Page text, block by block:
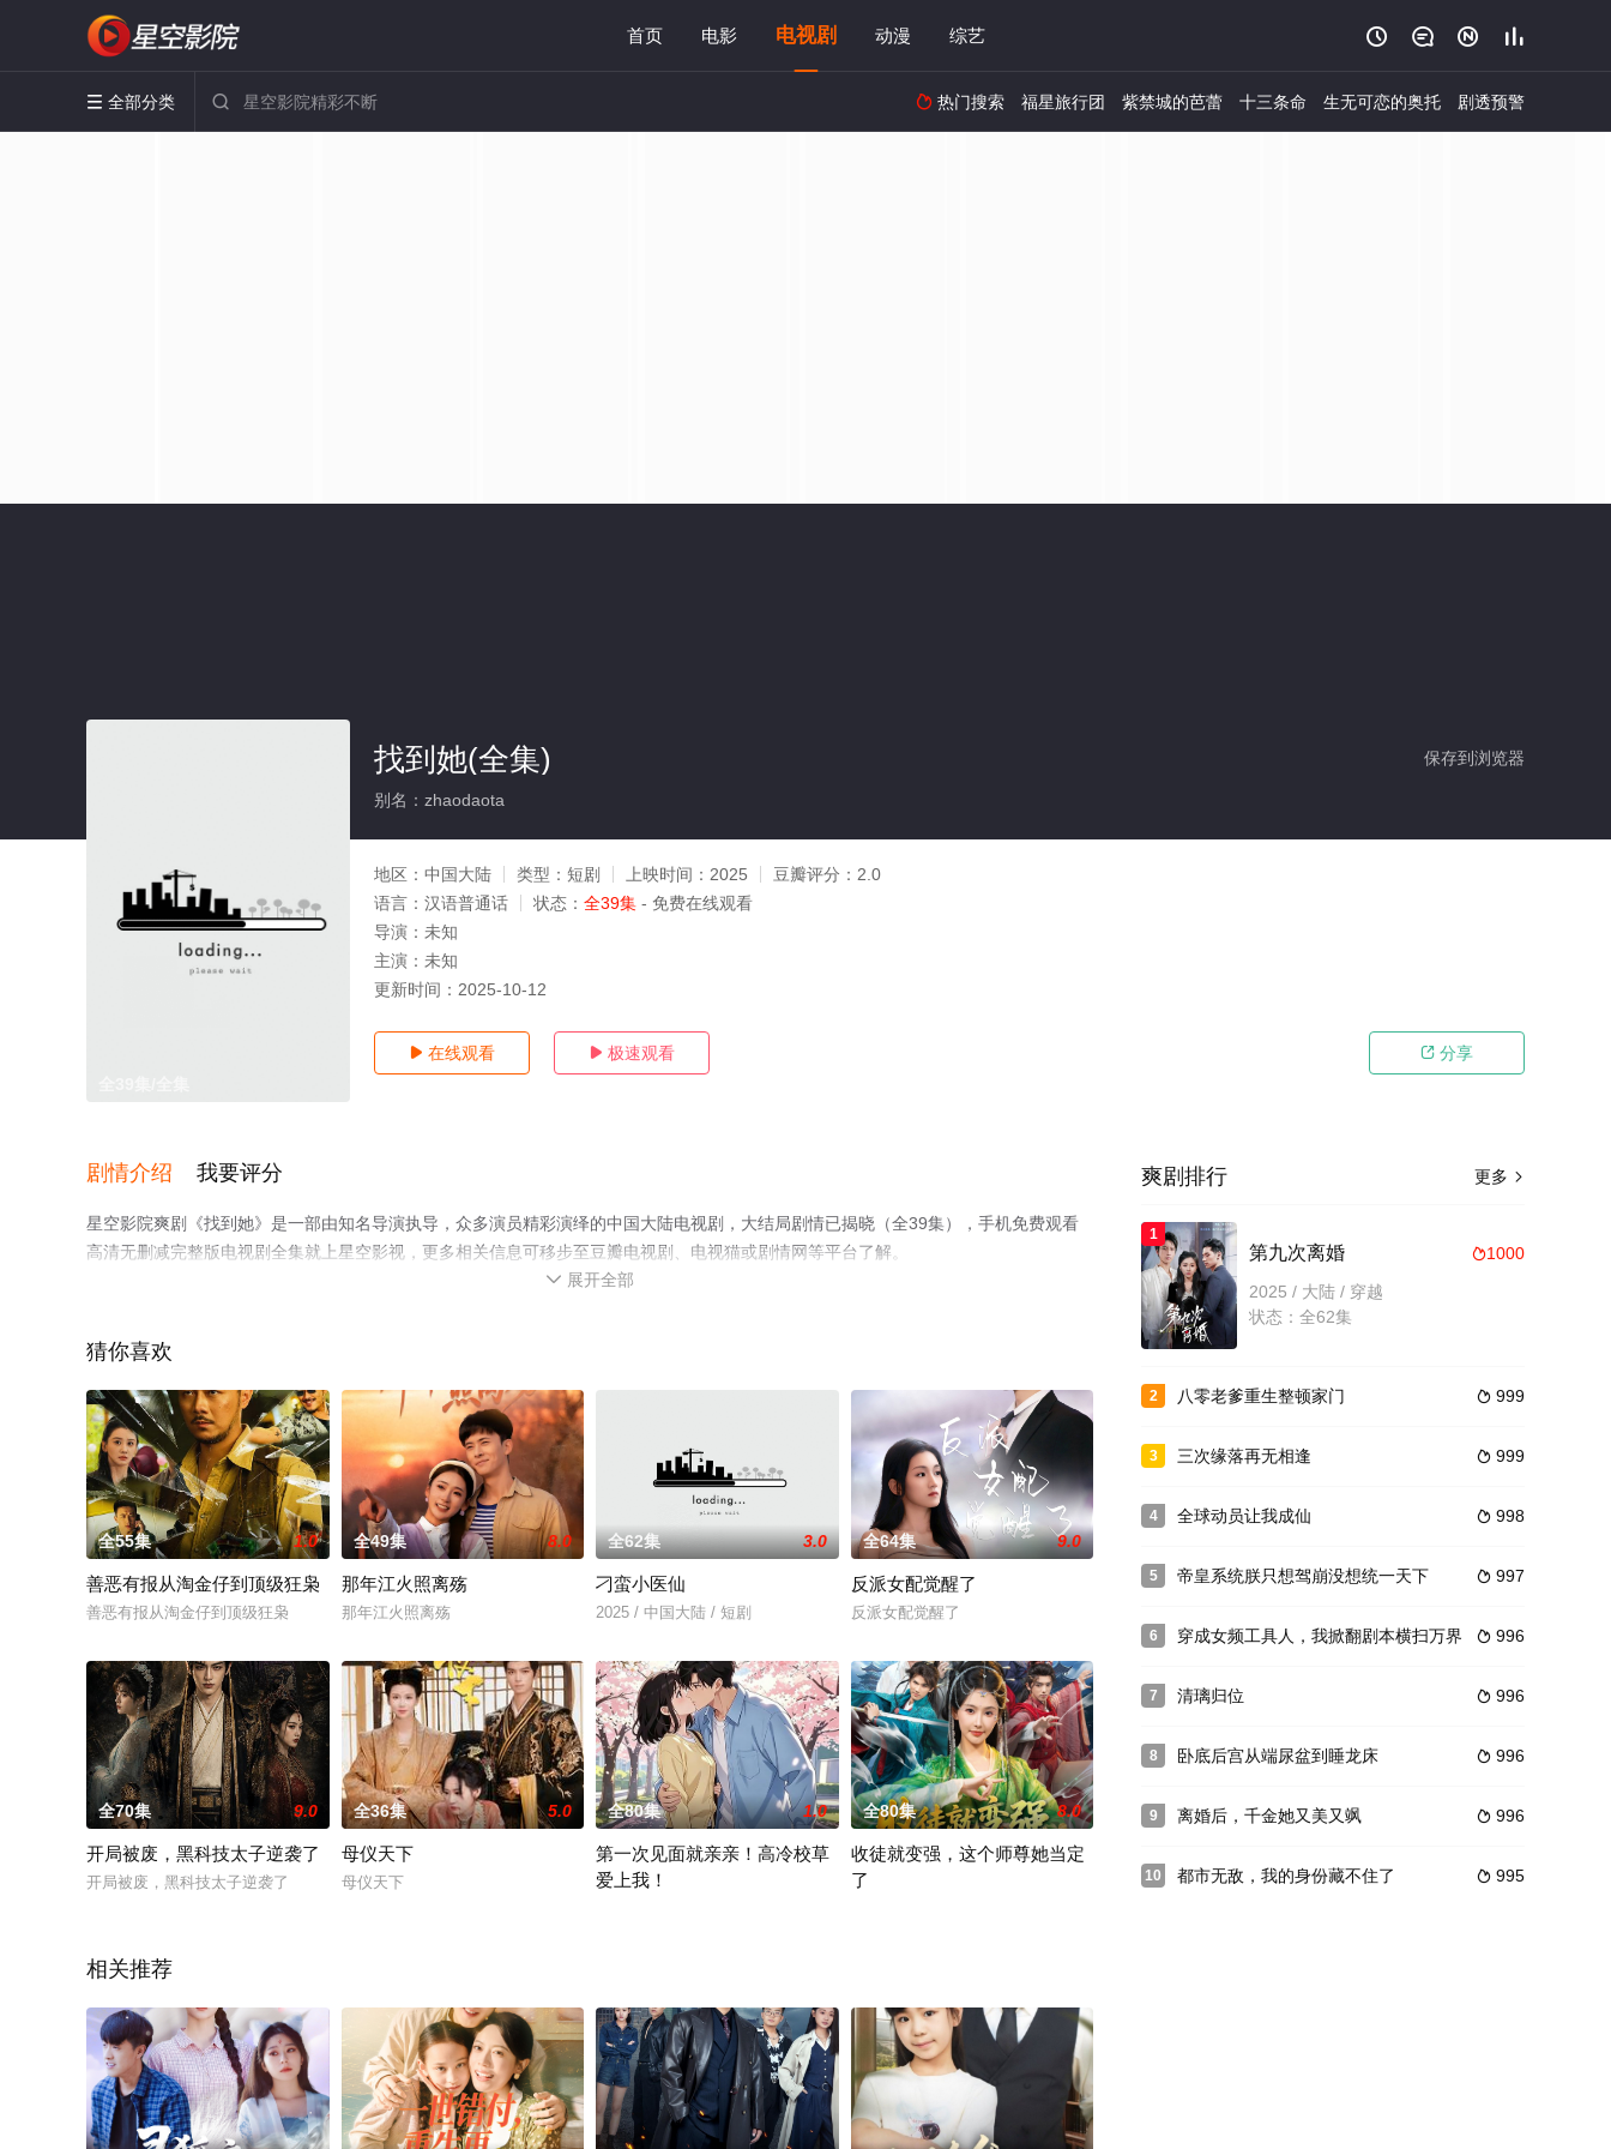
首页 电影 电视剧 动漫 综艺    
 全部分类   热门搜索 福星旅行团 紫禁城的芭蕾 十三条命 生无可恋的奥托 剧透预警
保存到浏览器
找到她(全集)
别名：zhaodaota
地区： 中国大陆 类型： 短剧 上映时间： 2025 豆瓣评分： 2.0
语言： 汉语普通话 状态： 全39集 - 免费在线观看
导演： 未知
主演： 未知
更新时间： 2025-10-12
 在线观看  极速观看  分享
剧情介绍 我要评分
星空影院爽剧《找到她》是一部由知名导演执导，众多演员精彩演绎的中国大陆电视剧，大结局剧情已揭晓（全39集），手机免费观看
高清无删减完整版电视剧全集就上星空影视，更多相关信息可移步至豆瓣电视剧、电视猫或剧情网等平台了解。
 展开全部
猜你喜欢
全55集 1.0
善恶有报从淘金仔到顶级狂枭
善恶有报从淘金仔到顶级狂枭
全49集 8.0
那年江火照离殇
那年江火照离殇
全62集 3.0
刁蛮小医仙
2025 / 中国大陆 / 短剧
全64集 9.0
反派女配觉醒了
反派女配觉醒了
全70集 9.0
开局被废，黑科技太子逆袭了
开局被废，黑科技太子逆袭了
全36集 5.0
母仪天下
母仪天下
全80集 1.0
第一次见面就亲亲！高冷校草
爱上我！
全80集 8.0
收徒就变强，这个师尊她当定
了
相关推荐
更多 
爽剧排行
1
1000
第九次离婚
2025 / 大陆 / 穿越
状态：全62集
2  999
八零老爹重生整顿家门
3  999
三次缘落再无相逢
4  998
全球动员让我成仙
5  997
帝皇系统朕只想驾崩没想统一天下
6  996
穿成女频工具人，我掀翻剧本横扫万界
7  996
清璃归位
8  996
卧底后宫从端尿盆到睡龙床
9  996
离婚后，千金她又美又飒
10  995
都市无敌，我的身份藏不住了